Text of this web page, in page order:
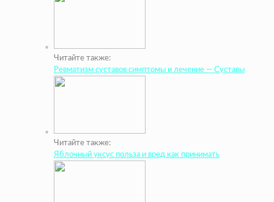
Читайте также:
Ревматизм суставов симптомы и лечение — Суставы
Читайте также:
Яблочный уксус польза и вред как принимать